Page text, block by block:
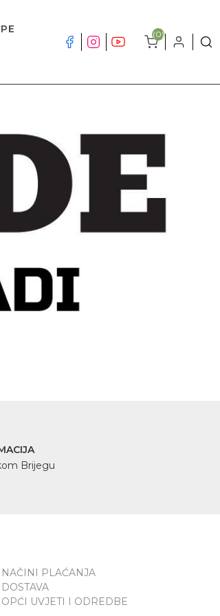
(0)
Brijegu
NAČINI PLAĆANJA
DOSTAVA
OPĆI UVJETI I ODREDBE